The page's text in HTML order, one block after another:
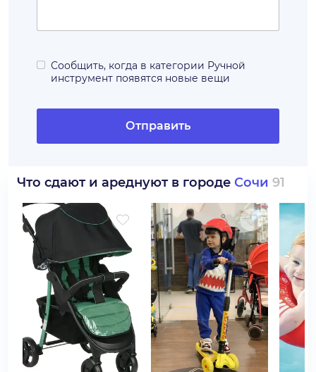
Сообщить, когда в категории Ручной
инструмент появятся новые вещи
Отправить
Что сдают и ареднуют в городе Сочи 91